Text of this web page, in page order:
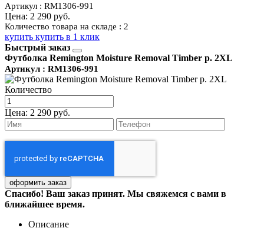
Артикул : RM1306-991
Цена: 2 290 руб.
Количество товара на складе : 2
купить купить в 1 клик
Быстрый заказ
Футболка Remington Moisture Removal Timber р. 2XL
Артикул : RM1306-991
Количество
Цена: 2 290 руб.
Спасибо! Ваш заказ принят. Мы свяжемся с вами в
ближайшее время.
Описание